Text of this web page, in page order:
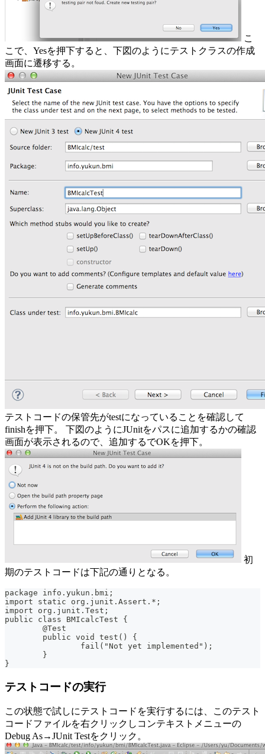
こ
こで、Yesを押下すると、下図のようにテストクラスの作成
画面に遷移する。
テストコードの保管先がtestになっていることを確認して
finishを押下。 下図のようにJUnitをパスに追加するかの確認
画面が表示されるので、追加するでOKを押下。
初
期のテストコードは下記の通りとなる。
package info.yukun.bmi;
import static org.junit.Assert.*;
import org.junit.Test;
public class BMIcalcTest {
	@Test
	public void test() {
		fail("Not yet implemented");
	}
}
テストコードの実行
この状態で試しにテストコードを実行するには、このテスト
コードファイルを右クリックしコンテキストメニューの
Debug As→JUnit Testをクリック。